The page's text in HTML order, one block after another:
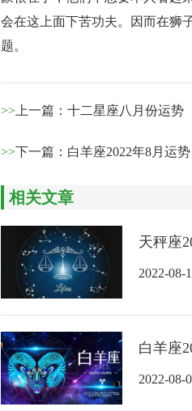
会在这上面下苦功夫。因而在狮
题。
>> 上一篇： 十二星座八月份运势
>>下一篇： 白羊座2022年8月运
相关文章
天秤座
2022-08-
白羊座
2022-08-